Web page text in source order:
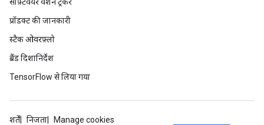
प्रॉडक्ट की जानकारी
स्टैक ओवरफ़्लो
ब्रैंड दिशानिर्देश
TensorFlow से लिया गया
शर्तें निजता
Manage cookies